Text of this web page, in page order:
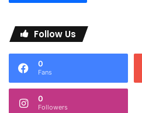
Follow Us
0
Fans
0
Followers